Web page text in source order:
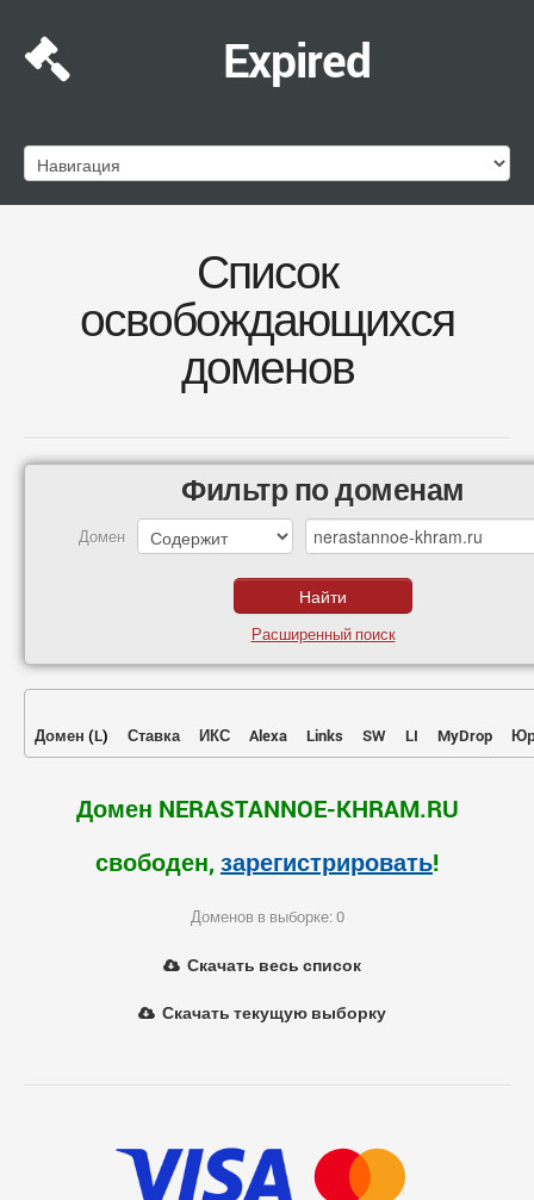
Expired
Список
освобождающихся
доменов
Фильтр по доменам
Домен
Расширенный поиск
Домен (L) Ставка ИКС Alexa Links SW LI MyDrop
Домен NERASTANNOE-KHRAM.RU
свободен, зарегистрировать!
Доменов в выборке: 0
Скачать весь список
Скачать текущую выборку